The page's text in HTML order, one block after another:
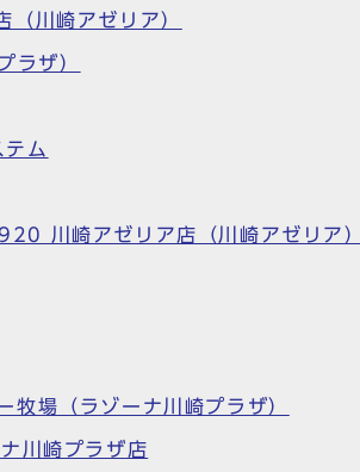
（川崎アゼリア）
ラザ）
ム
川崎アゼリア店（川崎アゼリア）
場（ラゾーナ川崎プラザ）
川崎プラザ店